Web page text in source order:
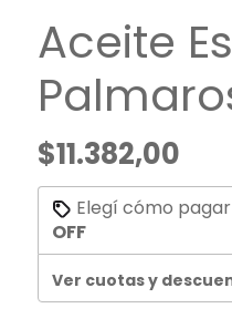
Aceite
$11.382,00
Elegí cómo
OFF
Ver cuotas y